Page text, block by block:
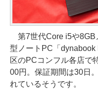
第7世代Core i5や8GB
型ノートPC「
区のPCコンフル各店で
00円。保証期間は30日
れているそうです。